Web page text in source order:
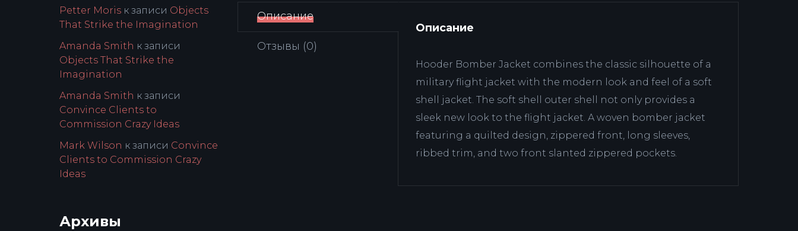
Описание
Отзывы (0)
Описание
Hooder Bomber Jacket combines the classic silhouette of a
military flight jacket with the modern look and feel of a soft
shell jacket. The soft shell outer shell not only provides a
sleek new look to the flight jacket. A woven bomber jacket
featuring a quilted design, zippered front, long sleeves,
ribbed trim, and two front slanted zippered pockets.
Petter Moris к записи Objects
That Strike the Imagination
Amanda Smith к записи
Objects That Strike the
Imagination
Amanda Smith к записи
Convince Clients to
Commission Crazy Ideas
Mark Wilson к записи Convince
Clients to Commission Crazy
Ideas
Архивы